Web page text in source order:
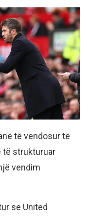
të vendosur të
të strukturuar
vendim
se United